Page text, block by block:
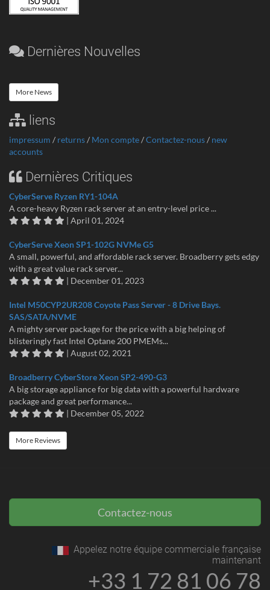
Dernières Nouvelles
More News
liens
impressum / returns/ Mon compte/Contactez-nous/ new
accounts
Dernières Critiques
CyberServe Ryzen RY1-104A
A core-heavy Ryzen rack server at an entry-level price ...
| April 01, 2024
CyberServe Xeon SP1-102G NVMe G5
A small, powerful, and affordable rack server. Broadberry gets edgy
with a great value rack server...
| December 01, 2023
Intel M50CYP2UR208 Coyote Pass Server - 8 Drive Bays.
SAS/SATA/NVME
A mighty server package for the price with a big helping of
blisteringly fast Intel Optane 200 PMEMs...
| August 02, 2021
Broadberry CyberStore Xeon SP2-490-G3
A big storage appliance for big data with a powerful hardware
package and great performance...
| December 05, 2022
More Reviews
Contactez-nous
Appelez notre équipe commerciale française
maintenant
+33 1 72 81 06 78